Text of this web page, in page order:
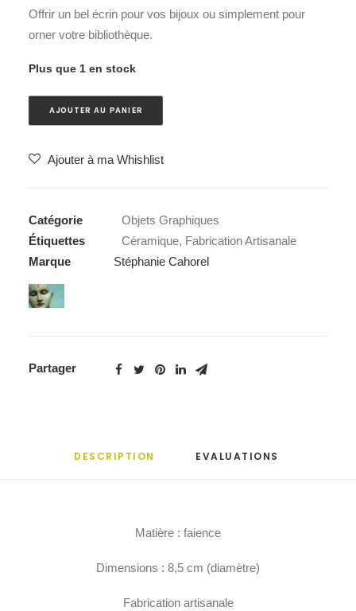
Offrir un bel écrin pour vos bijoux ou simplement pour
orner votre bibliothèque.
Plus que 1 en stock
AJOUTER AU PANIER
Ajouter à ma Whishlist
Catégorie
Objets Graphiques
Étiquettes
Céramique, Fabrication Artisanale
Marque
Stéphanie Cahorel
Partager
DESCRIPTION EVALUATIONS
Matière : faience
Dimensions : 8,5 cm (diamètre)
Fabrication artisanale